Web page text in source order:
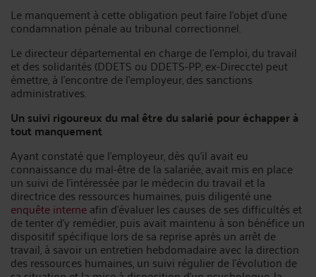
Le manquement à cette obligation peut faire l'objet d'une
condamnation pénale au tribunal correctionnel.
Le directeur départemental en charge de l'emploi, du travail
et des solidarités (DDETS ou DDETS-PP, ex-Direccte) peut
émettre, à l'encontre de l'employeur, des sanctions
administratives.
Un suivi rigoureux du mal être du salarié pour échapper à
tout manquement
Ayant constaté que l'employeur, dès qu'il avait eu
connaissance du mal-être de la salariée, avait mis en place
un suivi de l'intéressée par le médecin du travail et la
directrice des ressources humaines, puis diligenté une
enquêteinterneafin d'évaluer les causes de ses difficultés et
de tenter d'y remédier, puis avait maintenu à son bénéfice un
dispositif spécifique lors de sa reprise après un arrêt de
travail, à savoir un entretien hebdomadaire avec la direction
des ressources humaines, un suivi régulier de l'évolution de